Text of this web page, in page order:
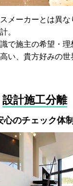
メーカーとは異な
。
で施主の希望・
い、貴方好みの世
設計施工分離
心のチェック体制